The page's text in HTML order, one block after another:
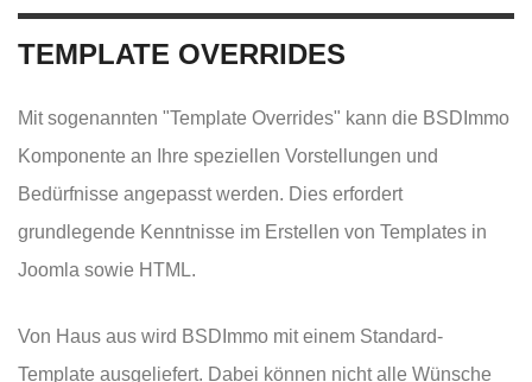
TEMPLATE OVERRIDES
Mit sogenannten "Template Overrides" kann die BSDImmo
Komponente an Ihre speziellen Vorstellungen und
Bedürfnisse angepasst werden. Dies erfordert
grundlegende Kenntnisse im Erstellen von Templates in
Joomla sowie HTML.
Von Haus aus wird BSDImmo mit einem Standard-
Template ausgeliefert. Dabei können nicht alle Wünsche